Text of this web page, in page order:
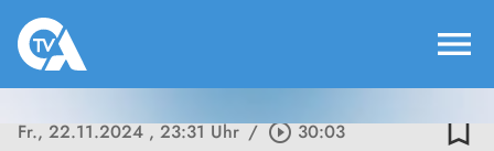
menu
Fr., 22.11.2024, 23:31 Uhr / play_circle_outline30:03 bookmark_border